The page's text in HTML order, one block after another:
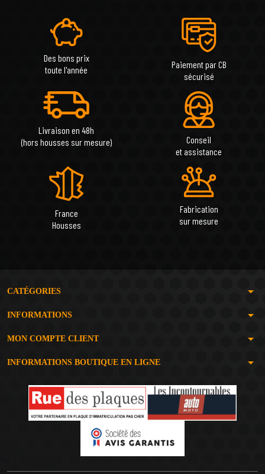
Des bons prix
toute l'année
Paiement par CB
sécurisé
Livraison en 48h
(hors housses sur mesure)
Conseil
et assistance
France
Housses
Fabrication
sur mesure
CATÉGORIES arrow_drop_down
INFORMATIONS arrow_drop_down
MON COMPTE CLIENT arrow_drop_down
INFORMATIONS BOUTIQUE EN LIGNE arrow_drop_down